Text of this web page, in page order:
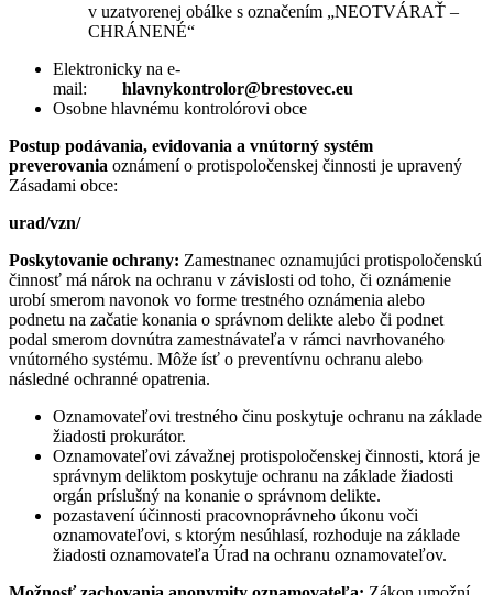
v uzatvorenej obálke s označením „NEOTVÁRAŤ –
CHRÁNENÉ“
Elektronicky na e-
mail: hlavnykontrolor@brestovec.eu
Osobne hlavnému kontrolórovi obce
Postup podávania, evidovania a vnútorný systém
preverovania oznámení o protispoločenskej činnosti je upravený
Zásadami obce:
urad/vzn/
Poskytovanie ochrany: Zamestnanec oznamujúci protispoločenskú
činnosť má nárok na ochranu v závislosti od toho, či oznámenie
urobí smerom navonok vo forme trestného oznámenia alebo
podnetu na začatie konania o správnom delikte alebo či podnet
podal smerom dovnútra zamestnávateľa v rámci navrhovaného
vnútorného systému. Môže ísť o preventívnu ochranu alebo
následné ochranné opatrenia.
Oznamovateľovi trestného činu poskytuje ochranu na základe
žiadosti prokurátor.
Oznamovateľovi závažnej protispoločenskej činnosti, ktorá je
správnym deliktom poskytuje ochranu na základe žiadosti
orgán príslušný na konanie o správnom delikte.
pozastavení účinnosti pracovnoprávneho úkonu voči
oznamovateľovi, s ktorým nesúhlasí, rozhoduje na základe
žiadosti oznamovateľa Úrad na ochranu oznamovateľov.